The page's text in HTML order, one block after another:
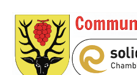
contenu